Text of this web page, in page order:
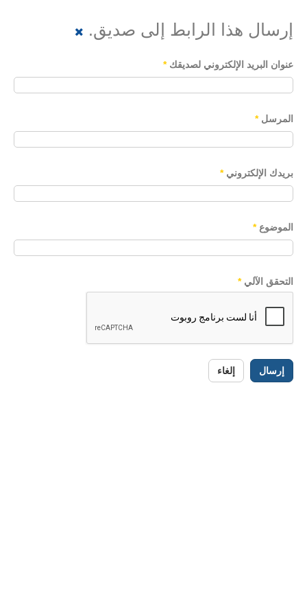
إرسال هذا الرابط إلى صديق.
عنوان البريد الإلكتروني لصديقك *
المرسل *
بريدك الإلكتروني *
الموضوع *
التحقق الآلي *
إرسال إلغاء